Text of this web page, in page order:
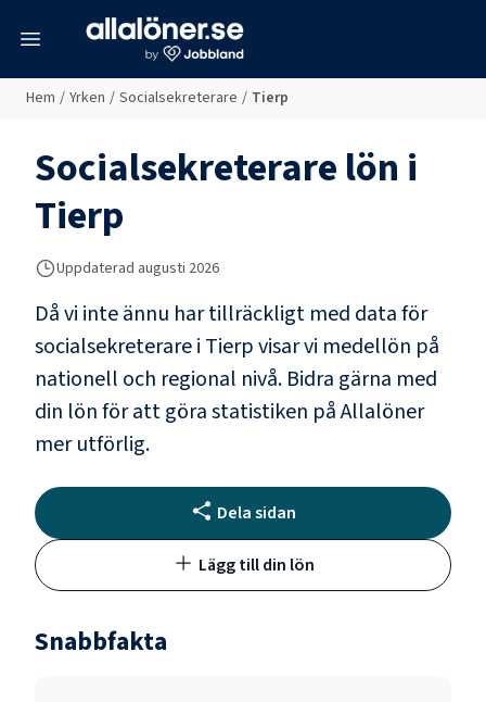
Hem / Yrken / Socialsekreterare / Tierp
Socialsekreterarelön i
Tierp
Uppdaterad augusti 2026
Då vi inte ännu har tillräckligt med data för
socialsekreterarei Tierpvisar vi medellön på
nationell och regional nivå. Bidra gärna med
din lön för att göra statistiken på Allalöner
mer utförlig.
Dela sidan
Lägg till din lön
Snabbfakta